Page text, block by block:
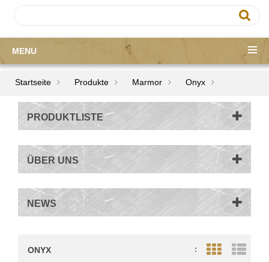
MENU
Startseite Produkte Marmor Onyx
PRODUKTLISTE
ÜBER UNS
NEWS
ONYX : Grid View